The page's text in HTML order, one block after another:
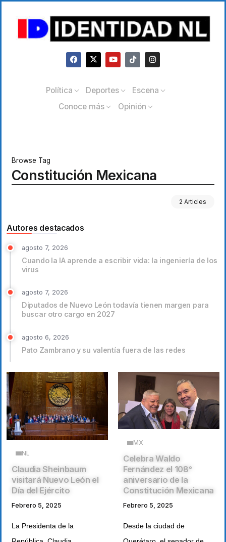
Política Deportes
Escena
Conoce más
Opinión
Browse Tag
Constitución Mexicana
2 Articles
Autores destacados
agosto 7, 2026
Cuando la IA aprende a escribir vida: la ingeniería de los
virus
agosto 7, 2026
Diputados de Nuevo León todavía tienen margen para
buscar otro cargo en 2027
agosto 6, 2026
Pato Zambrano y su valentía fuera de las redes
NL
Claudia Sheinbaum
visitará Nuevo León el
Día del Ejército
Febrero 5, 2025
La Presidenta de la
MX
Celebra Waldo
Fernández el 108°
aniversario de la
Constitución Mexicana
Febrero 5, 2025
Desde la ciudad de